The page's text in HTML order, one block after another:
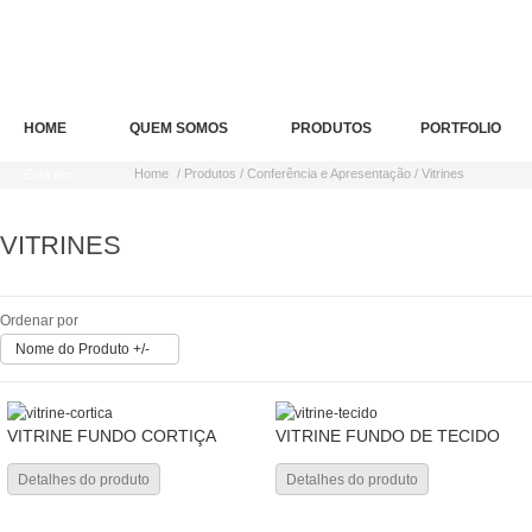
HOME QUEM SOMOS PRODUTOS PORTFOLIO
Home / Produtos / Conferência e Apresentação / Vitrines
VITRINES
Ordenar por
Nome do Produto +/-
VITRINE FUNDO CORTIÇA
Detalhes do produto
VITRINE FUNDO DE TECIDO
Detalhes do produto